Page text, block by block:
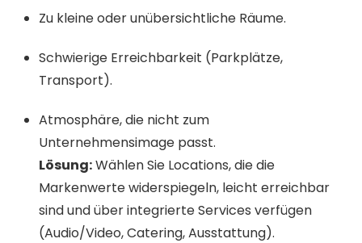
Zu kleine oder unübersichtliche Räume.
Schwierige Erreichbarkeit (Parkplätze,
Transport).
Atmosphäre, die nicht zum
Unternehmensimage passt.
Lösung:Wählen Sie Locations, die die
Markenwerte widerspiegeln, leicht erreichbar
sind und über integrierte Services verfügen
(Audio/Video, Catering, Ausstattung).